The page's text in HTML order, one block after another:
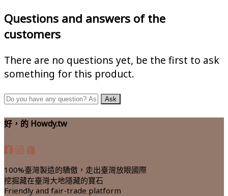
Questions and answers of the
customers
There are no questions yet, be the first to ask
something for this product.
好，的 Howdy.tw
100%臺灣製造的驕傲，走出臺灣放眼國際
挖掘藏在臺灣大地隱藏的寶石
Friendly and fair-trade platform